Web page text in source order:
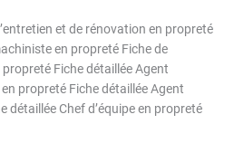
et de rénovation en propreté
en propreté Fiche de
Fiche détaillée Agent
propreté Fiche détaillée Agent
détaillée Chef d’équipe en propreté